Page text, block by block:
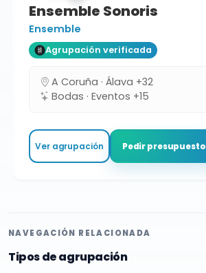
Ensemble Sonoris
Ensemble
Agrupación verificada
A Coruña · Álava +32
Bodas · Eventos +15
Ver agrupación Pedir presupuesto
NAVEGACIÓN RELACIONADA
Tipos de agrupación